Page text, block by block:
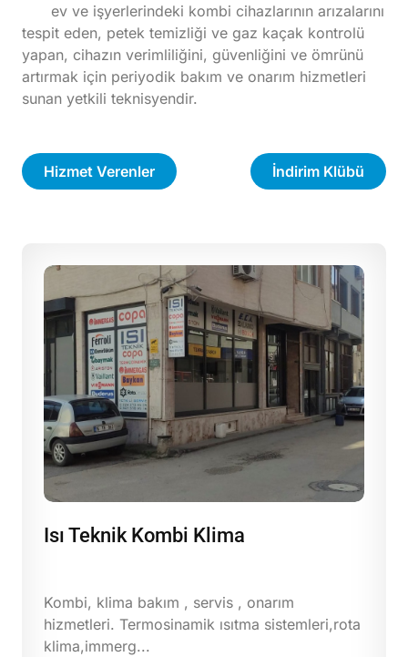
ev ve işyerlerindeki kombi cihazlarının arızalarını
tespit eden, petek temizliği ve gaz kaçak kontrolü
yapan, cihazın verimliliğini, güvenliğini ve ömrünü
artırmak için periyodik bakım ve onarım hizmetleri
sunan yetkili teknisyendir.
Hizmet Verenler İndirim Klübü
Isı Teknik Kombi Klima
Kombi, klima bakım , servis , onarım
hizmetleri. Termosinamik ısıtma sistemleri,rota
klima,immerg...